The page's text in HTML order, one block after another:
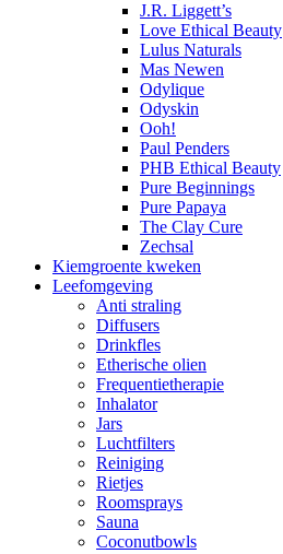
J.R. Liggett’s
Love Ethical Beauty
Lulus Naturals
Mas Newen
Odylique
Odyskin
Ooh!
Paul Penders
PHB Ethical Beauty
Pure Beginnings
Pure Papaya
The Clay Cure
Zechsal
Kiemgroente kweken
Leefomgeving
Anti straling
Diffusers
Drinkfles
Etherische olien
Frequentietherapie
Inhalator
Jars
Luchtfilters
Reiniging
Rietjes
Roomsprays
Sauna
Coconutbowls